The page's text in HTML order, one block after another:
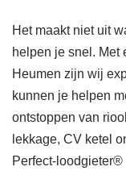
Het maakt niet uit
helpen je snel. Met
Heumen zijn wij
kunnen je helpen
ontstoppen van
lekkage, CV ketel
Perfect-